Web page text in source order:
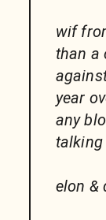
wif
than a
year
any
talking
elon &